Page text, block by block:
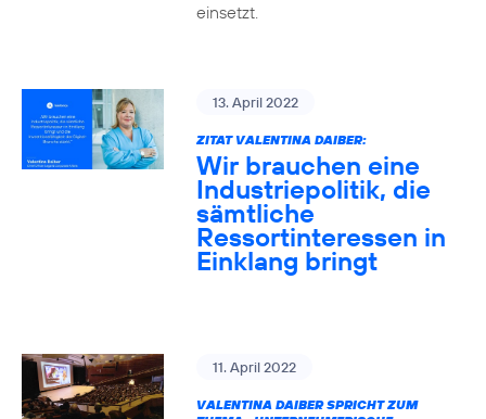
einsetzt.
13. April 2022
ZITAT VALENTINA DAIBER:
Wir brauchen eine
Industriepolitik, die
sämtliche
Ressortinteressen in
Einklang bringt
11. April 2022
VALENTINA DAIBER SPRICHT ZUM